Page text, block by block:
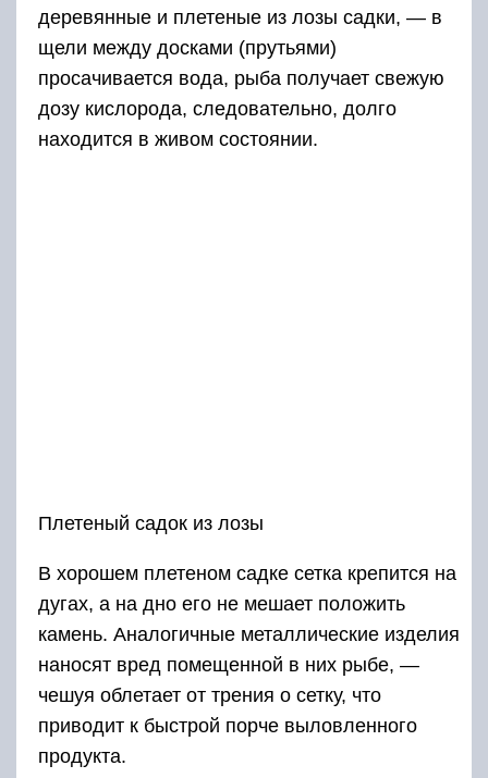
деревянные и плетеные из лозы садки, — в
щели между досками (прутьями)
просачивается вода, рыба получает свежую
дозу кислорода, следовательно, долго
находится в живом состоянии.
Плетеный садок из лозы
В хорошем плетеном садке сетка крепится на
дугах, а на дно его не мешает положить
камень. Аналогичные металлические изделия
наносят вред помещенной в них рыбе, —
чешуя облетает от трения о сетку, что
приводит к быстрой порче выловленного
продукта.